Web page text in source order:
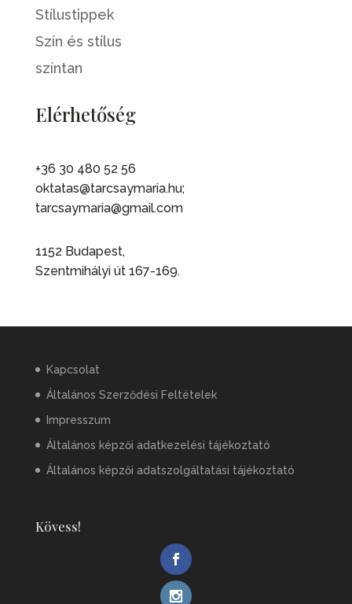
Stílustippek
Szín és stílus
színtan
Elérhetőség
+36 30 480 52 56
oktatas@tarcsaymaria.hu;
tarcsaymaria@gmail.com
1152 Budapest,
Szentmihályi út 167-169.
Kapcsolat
Általános Szerződési Feltételek
Impresszum
Általános képzői adatkezelési tájékoztató
Általános képzői adatszolgáltatási tájékoztató
Kövess!